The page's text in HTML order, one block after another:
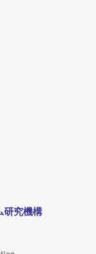
研究機構